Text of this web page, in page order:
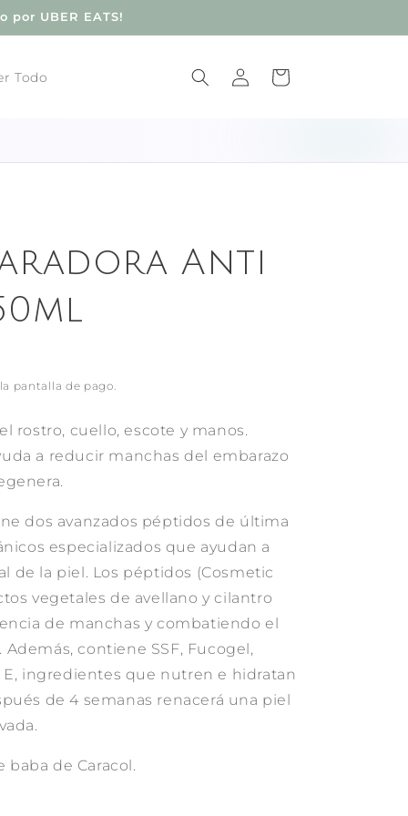
UBER EATS!
Todo
sesión
Carrito
Anti
pantalla de pago.
rostro, cuello, escote y manos.
a reducir manchas del embarazo
dos avanzados péptidos de última
especializados que ayudan a
de la piel. Los péptidos (Cosmetic
vegetales de avellano y cilantro
de manchas y combatiendo el
contiene SSF, Fucogel,
ingredientes que nutren e hidratan
de 4 semanas renacerá una piel
baba de Caracol.